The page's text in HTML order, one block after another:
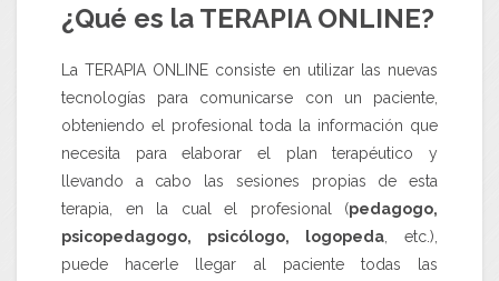
¿Qué es la TERAPIA ONLINE?
La TERAPIA ONLINE consiste en utilizar las nuevas
tecnologías para comunicarse con un paciente,
obteniendo el profesional toda la información que
necesita para elaborar el plan terapéutico y
llevando a cabo las sesiones propias de esta
terapia, en la cual el profesional (pedagogo,
psicopedagogo, psicólogo, logopeda , etc.),
puede hacerle llegar al paciente todas las